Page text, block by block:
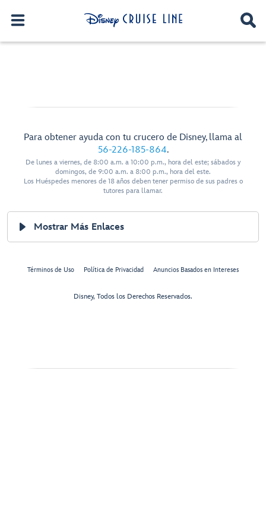
Para obtener ayuda con tu crucero de Disney, llama al
56-226-185-864.
De lunes a viernes, de 8:00 a.m. a 10:00 p.m., hora del este; sábados y
domingos, de 9:00 a.m. a 8:00 p.m., hora del este.
Los Huéspedes menores de 18 años deben tener permiso de sus padres o
tutores para llamar.
Mostrar Más Enlaces
Términos de Uso Política de Privacidad Anuncios Basados en Intereses
Disney, Todos los Derechos Reservados.